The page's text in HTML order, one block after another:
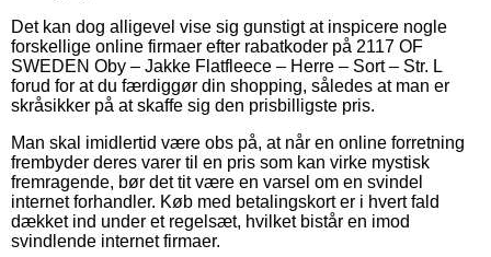
Det kan dog alligevel vise sig gunstigt at inspicere nogle
forskellige online firmaer efter rabatkoder på 2117 OF
SWEDEN Oby – Jakke Flatfleece – Herre – Sort – Str. L
forud for at du færdiggør din shopping, således at man er
skråsikker på at skaffe sig den prisbilligste pris.
Man skal imidlertid være obs på, at når en online forretning
frembyder deres varer til en pris som kan virke mystisk
fremragende, bør det tit være en varsel om en svindel
internet forhandler. Køb med betalingskort er i hvert fald
dækket ind under et regelsæt, hvilket bistår en imod
svindlende internet firmaer.